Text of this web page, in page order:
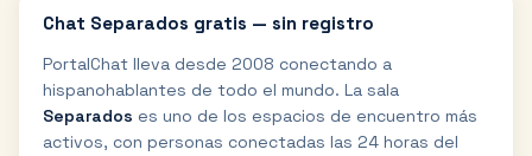
Chat Separados gratis — sin registro
PortalChat lleva desde 2008 conectando a
hispanohablantes de todo el mundo. La sala
Separados es uno de los espacios de encuentro más
activos, con personas conectadas las 24 horas del